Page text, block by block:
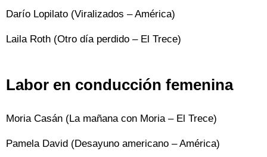
Darío Lopilato (Viralizados – América)
Laila Roth (Otro día perdido – El Trece)
Labor en conducción femenina
Moria Casán (La mañana con Moria – El Trece)
Pamela David (Desayuno americano – América)